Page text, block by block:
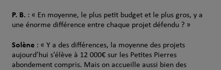
P. B. : « En moyenne, le plus petit budget et le plus gros, y a
une énorme différence entre chaque projet défendu ? »
Solène : « Y a des différences, la moyenne des projets
aujourd’hui s’élève à 12 000€ sur les Petites Pierres
abondement compris. Mais on accueille aussi bien des